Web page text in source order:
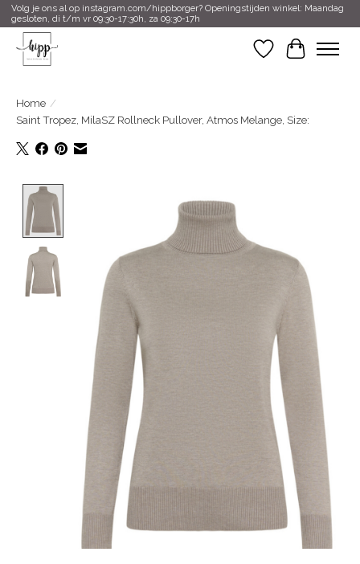
Volg je ons al op instagram.com/hippborger? Openingstijden winkel: Maandag
gesloten, di t/m vr 09:30-17:30h, za 09:30-17h
Verlanglijst
Home /
Saint Tropez, MilaSZ Rollneck Pullover, Atmos Melange, Size: